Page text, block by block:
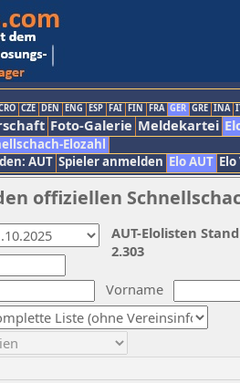
CZE DEN ENG ESP FAI FIN FRA GER GRE INA
Foto-Galerie Meldekartei
Elozahl
AUT Spieler anmelden Elo AUT
offiziellen
Vorname
AUT-Elolisten
2.303